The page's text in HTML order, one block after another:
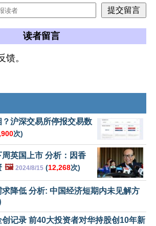
读者留言
馈。
沪深交易所停报交易数
次)
英国上市 分析：因香
🖼️ 2024/8/15 (12,268次)
降低 分析: 中国经济短期内未见解方
记录 前40大投资者对华持股创10年新